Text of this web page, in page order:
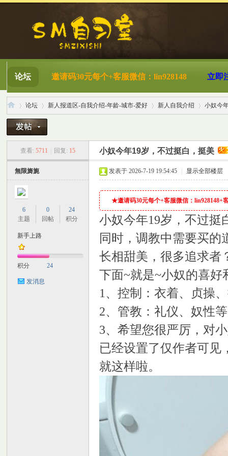
论坛 邀请码30元每个+客服微信：lin928148 立即
论坛
›
新人报道区-自我介绍-年龄-城市-爱好
›
新人自我介绍 小奴今
查看: 5711 回复: 15 小奴今年19岁，不过挺白，挺美
無限旖旎
6
主题
0
回帖
24
积分
新手上路
积分 24
发消息
发表于 2026-7-19 19:54:45 显示全部楼层
★邀请码30元每个+客服微信：lin928148+
小奴今年19岁，不过挺
同时，调教中需要买
长相甜美，很多追求
下面~就是~小奴的喜好
1、控制：衣着、贞操
2、管教：礼仪、奴性
3、希望您很严厉，对
已经设置了仅作者可见
就这样啦。